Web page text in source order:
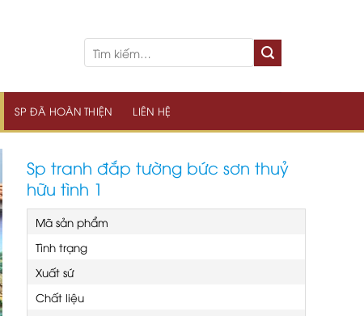
SP ĐÃ HOÀN THIỆN LIÊN HỆ
Sp tranh đắp tường bức sơn thuỷ
hữu tình 1
Mã sản phẩm
Tình trạng
Xuất sứ
Chất liệu